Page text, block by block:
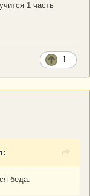
1 часть
1
беда.